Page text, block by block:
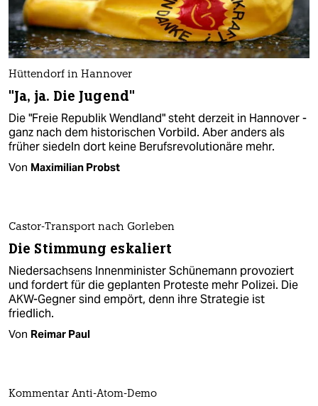
Hüttendorf in Hannover
"Ja, ja. Die Jugend"
Die "Freie Republik Wendland" steht derzeit in Hannover -
ganz nach dem historischen Vorbild. Aber anders als
früher siedeln dort keine Berufsrevolutionäre mehr.
Von Maximilian Probst
Castor-Transport nach Gorleben
Die Stimmung eskaliert
Niedersachsens Innenminister Schünemann provoziert
und fordert für die geplanten Proteste mehr Polizei. Die
AKW-Gegner sind empört, denn ihre Strategie ist
friedlich.
Von Reimar Paul
Kommentar Anti-Atom-Demo